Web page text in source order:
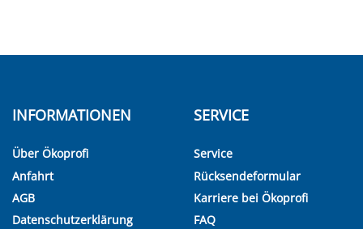
INFORMATIONEN
Über Ökoprofi
Anfahrt
AGB
Datenschutzerklärung
SERVICE
Service
Rücksendeformular
Karriere bei Ökoprofi
FAQ